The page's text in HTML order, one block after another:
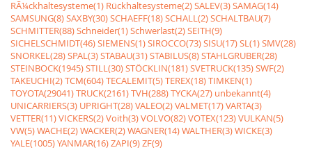
RÃ¼ckhaltesysteme(1) Rückhaltesysteme(2)SALEV(3)SAMAG(14)
SAMSUNG(8)SAXBY(30)SCHAEFF(18)SCHALL(2)SCHALTBAU(7)
SCHMITTER(88)Schneider(1)Schwerlast(2)SEITH(9)
SICHELSCHMIDT(46)SIEMENS(1)SIROCCO(73)SISU(17)SL(1)SMV(28)
SNORKEL(28)SPAL(3)STABAU(31)STABILUS(8)STAHLGRUBER(28)
STEINBOCK(1945)STILL(30)STÖCKLIN(181)SVETRUCK(135)SWF(2)
TAKEUCHI(2)TCM(604)TECALEMIT(5)TEREX(18)TIMKEN(1)
TOYOTA(29041)TRUCK(2161)TVH(288)TYCKA(27) unbekannt(4)
UNICARRIERS(3) UPRIGHT(28)VALEO(2)VALMET(17)VARTA(3)
VETTER(11)VICKERS(2)Voith(3)VOLVO(82)VOTEX(123)VULKAN(5)
VW(5)WACHE(2)WACKER(2)WAGNER(14)WALTHER(3)WICKE(3)
YALE(1005)YANMAR(16)ZAPI(9)ZF(9)